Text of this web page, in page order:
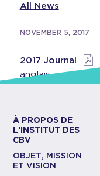
All News
NOVEMBER 5, 2017
2017 Journal
anglais
À PROPOS DE
L’INSTITUT DES
CBV
OBJET, MISSION
ET VISION